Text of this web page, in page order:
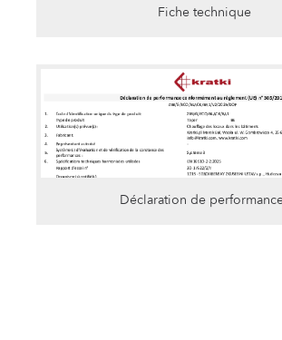
Fiche technique
Déclaration de